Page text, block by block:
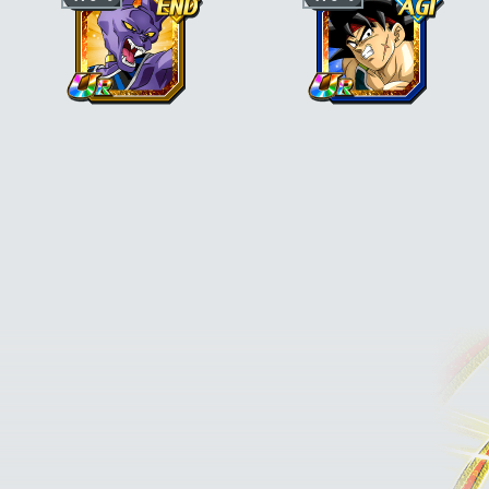
"Saiyan pur"et KI +1, PV, ATT et DÉF
+30 % en plus si le perso est aussi de
catégorie"Guerriers galactiques"